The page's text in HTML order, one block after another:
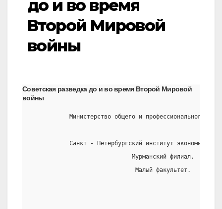
до и во время
Второй Мировой
войны
Советская разведка до и во время Второй Мировой
войны
Министерство общего и профессионального
Санкт - Петербургский институт экономики и
                             Мурманский филиал.
                              Малый факультет.